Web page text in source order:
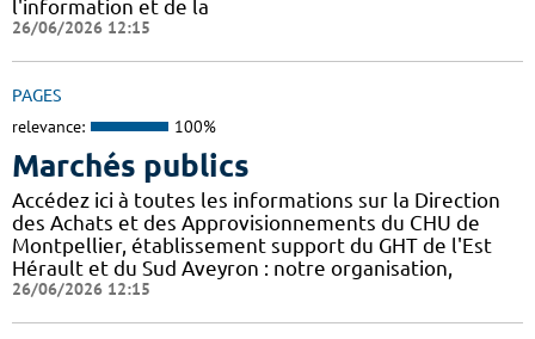
l'information et de la
26/06/2026 12:15
PAGES
relevance: 100%
Marchés publics
Accédez ici à toutes les informations sur la Direction
des Achats et des Approvisionnements du CHU de
Montpellier, établissement support du GHT de l'Est
Hérault et du Sud Aveyron : notre organisation,
26/06/2026 12:15